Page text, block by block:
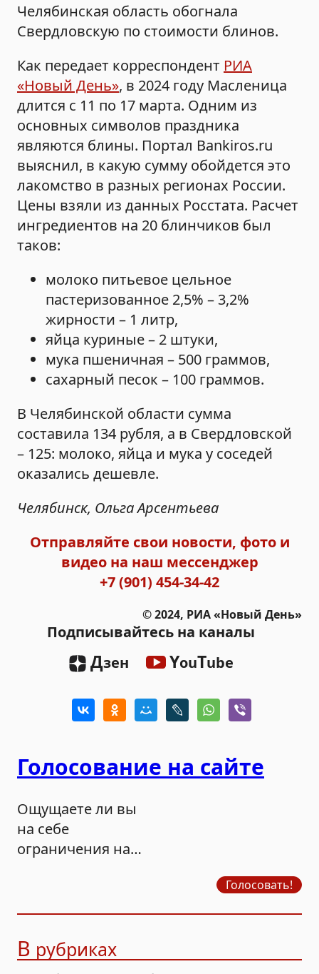
Челябинская область обогнала
Свердловскую по стоимости блинов.
Как передает корреспондент РИА
«Новый День», в 2024 году Масленица
длится с 11 по 17 марта. Одним из
основных символов праздника
являются блины. Портал Bankiros.ru
выяснил, в какую сумму обойдется это
лакомство в разных регионах России.
Цены взяли из данных Росстата. Расчет
ингредиентов на 20 блинчиков был
таков:
молоко питьевое цельное
пастеризованное 2,5% – 3,2%
жирности – 1 литр,
яйца куриные – 2 штуки,
мука пшеничная – 500 граммов,
сахарный песок – 100 граммов.
В Челябинской области сумма
составила 134 рубля, а в Свердловской
– 125: молоко, яйца и мука у соседей
оказались дешевле.
Челябинск, Ольга Арсентьева
Отправляйте свои новости, фото и
видео на наш мессенджер
+7 (901) 454-34-42
© 2024, РИА «Новый День»
Подписывайтесь на каналы
Дзен YouTube
Голосование на сайте
Ощущаете ли вы
на себе
ограничения на
Голосовать!
В рубриках